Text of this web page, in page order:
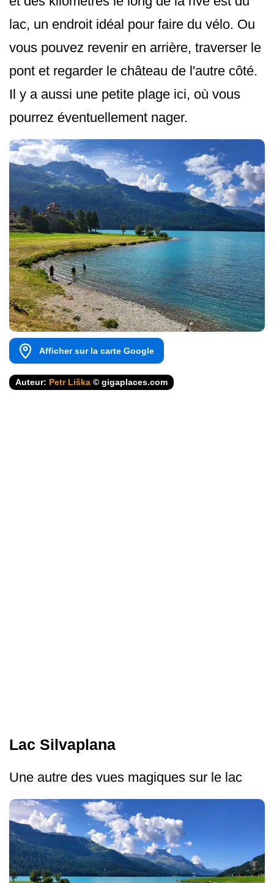
lac, un endroit idéal pour faire du vélo. Ou
vous pouvez revenir en arrière, traverser le
pont et regarder le château de l'autre côté.
Il y a aussi une petite plage ici, où vous
pourrez éventuellemen­t nager.
Afficher sur la carte Google
Auteur: Petr Liška © gigaplaces.com
Lac Silvaplana
Une autre des vues magiques sur le lac